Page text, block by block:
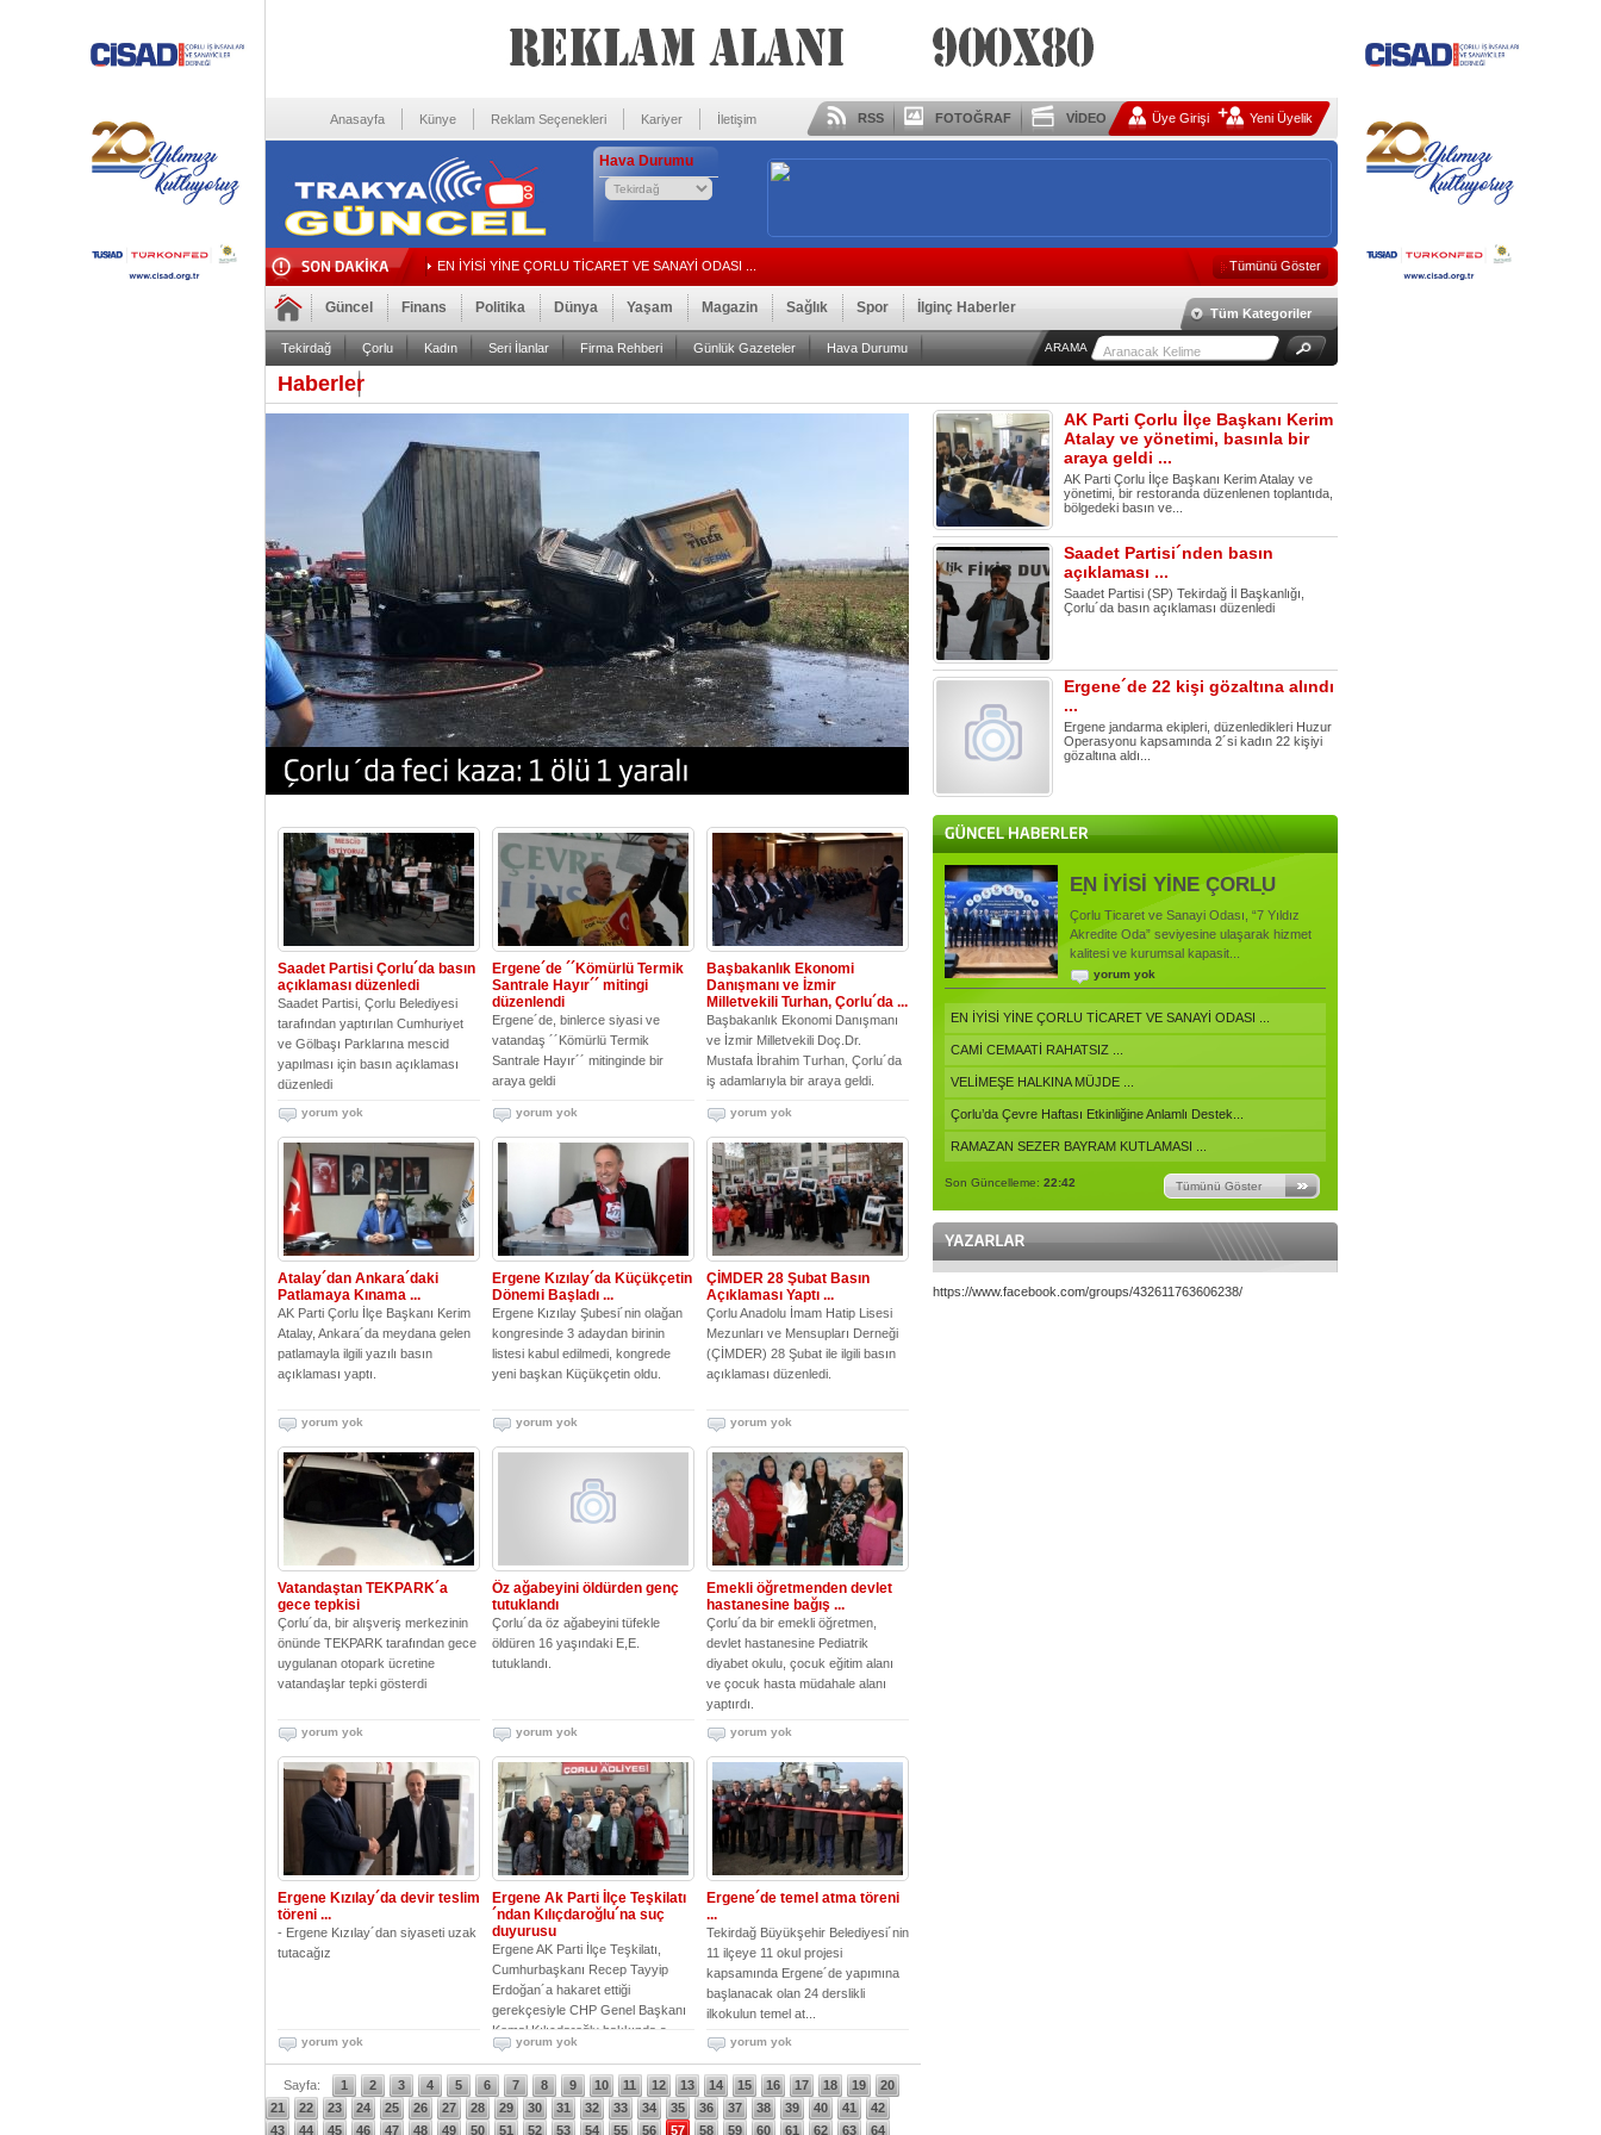
Anasayfa Künye Reklam Seçenekleri Kariyer İletişim RSS FOTOĞRAF VİDEO Üye Girişi Yeni Üyelik
Hava Durumu
Tümünü Göster
EN İYİSİ YİNE ÇORLU TİCARET VE SANAYİ ODASI ...
Tüm Kategoriler
Güncel Finans Politika Dünya Yaşam Magazin Sağlık Spor İlginç Haberler
ARAMA
Tekirdağ Çorlu Kadın Seri İlanlar Firma Rehberi Günlük Gazeteler Hava Durumu
Foto Galeri
Haberler
AK Parti Çorlu İlçe Başkanı Kerim
Atalay ve yönetimi, basınla bir
araya geldi ...
AK Parti Çorlu İlçe Başkanı Kerim Atalay ve
yönetimi, bir restoranda düzenlenen toplantıda,
bölgedeki basın ve...
Saadet Partisi´nden basın
açıklaması ...
Saadet Partisi (SP) Tekirdağ İl Başkanlığı,
Çorlu´da basın açıklaması düzenledi
Ergene´de 22 kişi gözaltına alındı
...
Ergene jandarma ekipleri, düzenledikleri Huzur
Operasyonu kapsamında 2´si kadın 22 kişiyi
gözaltına aldı...
Saadet Partisi Çorlu´da basın
açıklaması düzenledi
Saadet Partisi, Çorlu Belediyesi
tarafından yaptırılan Cumhuriyet
ve Gölbaşı Parklarına mescid
yapılması için basın açıklaması
düzenledi
yorum yok
Ergene´de ´´Kömürlü Termik
Santrale Hayır´´ mitingi
düzenlendi
Ergene´de, binlerce siyasi ve
vatandaş ´´Kömürlü Termik
Santrale Hayır´´ mitinginde bir
araya geldi
yorum yok
Başbakanlık Ekonomi
Danışmanı ve İzmir
Milletvekili Turhan, Çorlu´da ...
Başbakanlık Ekonomi Danışmanı
ve İzmir Milletvekili Doç.Dr.
Mustafa İbrahim Turhan, Çorlu´da
iş adamlarıyla bir araya geldi.
yorum yok
Atalay´dan Ankara´daki
Patlamaya Kınama ...
AK Parti Çorlu İlçe Başkanı Kerim
Atalay, Ankara´da meydana gelen
patlamayla ilgili yazılı basın
açıklaması yaptı.
yorum yok
Ergene Kızılay´da Küçükçetin
Dönemi Başladı ...
Ergene Kızılay Şubesi´nin olağan
kongresinde 3 adaydan birinin
listesi kabul edilmedi, kongrede
yeni başkan Küçükçetin oldu.
yorum yok
ÇİMDER 28 Şubat Basın
Açıklaması Yaptı ...
Çorlu Anadolu İmam Hatip Lisesi
Mezunları ve Mensupları Derneği
(ÇİMDER) 28 Şubat ile ilgili basın
açıklaması düzenledi.
yorum yok
Vatandaştan TEKPARK´a
gece tepkisi
Çorlu´da, bir alışveriş merkezinin
önünde TEKPARK tarafından gece
uygulanan otopark ücretine
vatandaşlar tepki gösterdi
yorum yok
Öz ağabeyini öldürden genç
tutuklandı
Çorlu´da öz ağabeyini tüfekle
öldüren 16 yaşındaki E,E.
tutuklandı.
yorum yok
Emekli öğretmenden devlet
hastanesine bağış ...
Çorlu´da bir emekli öğretmen,
devlet hastanesine Pediatrik
diyabet okulu, çocuk eğitim alanı
ve çocuk hasta müdahale alanı
yaptırdı.
yorum yok
Ergene Kızılay´da devir teslim
töreni ...
- Ergene Kızılay´dan siyaseti uzak
tutacağız
yorum yok
Ergene Ak Parti İlçe Teşkilatı
´ndan Kılıçdaroğlu´na suç
duyurusu
Ergene AK Parti İlçe Teşkilatı,
Cumhurbaşkanı Recep Tayyip
Erdoğan´a hakaret ettiği
gerekçesiyle CHP Genel Başkanı
Kemal Kılıçdaroğlu hakkında s...
yorum yok
Ergene´de temel atma töreni
...
Tekirdağ Büyükşehir Belediyesi´nin
11 ilçeye 11 okul projesi
kapsamında Ergene´de yapımına
başlanacak olan 24 derslikli
ilkokulun temel at...
yorum yok
Sayfa: 1 2 3 4 5 6 7 8 9 10 11 12 13 14 15 16 17 18 19
20
21
22 23 24 25 26 27 28 29 30 31 32 33 34 35 36 37 38 39 40 41
42
43
44 45 46 47 48 49 50 51 52 53 54 55 56 57 58 59 60 61 62 63 64
EN İYİSİ YİNE ÇORLU
TİCARET VE SANAYİ
ODASI ...
Çorlu Ticaret ve Sanayi Odası, “7 Yıldız
Akredite Oda” seviyesine ulaşarak hizmet
kalitesi ve kurumsal kapasit...
yorum yok
EN İYİSİ YİNE ÇORLU TİCARET VE SANAYİ ODASI ...
CAMİ CEMAATİ RAHATSIZ ...
VELİMEŞE HALKINA MÜJDE ...
Çorlu’da Çevre Haftası Etkinliğine Anlamlı Destek...
RAMAZAN SEZER BAYRAM KUTLAMASI ...
Tümünü Göster
Son Güncelleme: 22:42
https://www.facebook.com/groups/432611763606238/